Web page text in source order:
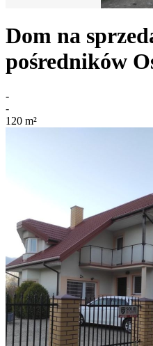
Dom na
pośredników
-
-
120 m²